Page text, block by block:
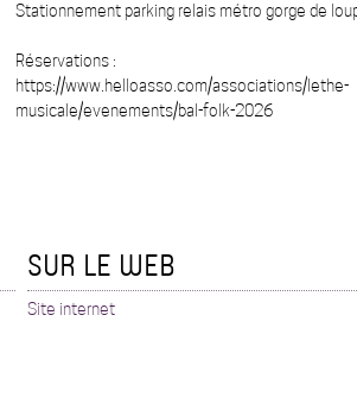
Stationnement parking relais métro gorge de
Réservations :
https://www.helloasso.com/associations/lethe-
musicale/evenements/bal-folk-2026
SUR LE WEB
Site internet